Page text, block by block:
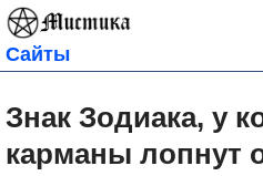
Сайты
Знак Зодиака, у
карманы лопнут